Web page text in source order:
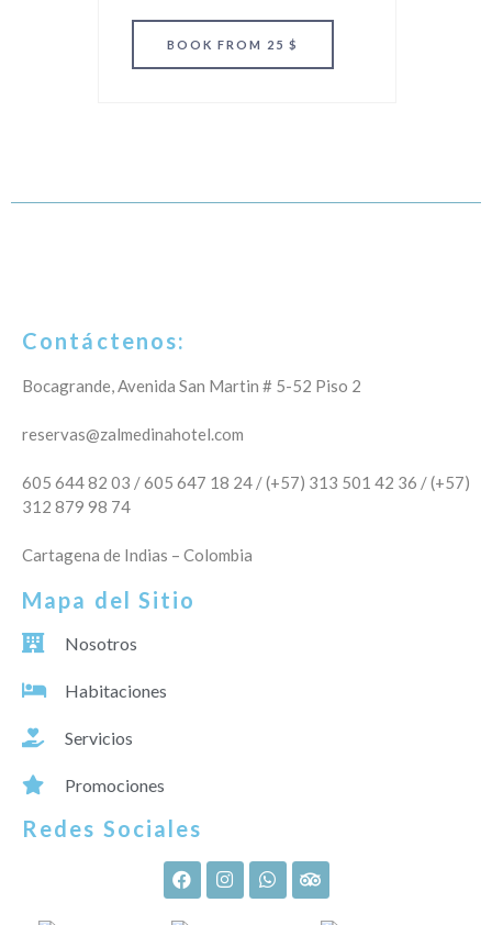
BOOK FROM 25 $
Contáctenos:
Bocagrande, Avenida San Martin # 5-52 Piso 2
reservas@zalmedinahotel.com
605 644 82 03 / 605 647 18 24 / (+57) 313 501 42 36 / (+57)
312 879 98 74
Cartagena de Indias – Colombia
Mapa del Sitio
Nosotros
Habitaciones
Servicios
Promociones
Redes Sociales